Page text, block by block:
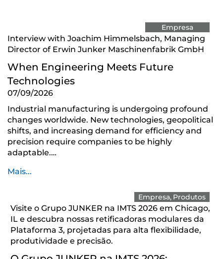
Empresa
Interview with Joachim Himmelsbach, Managing
Director of Erwin Junker Maschinenfabrik GmbH
When Engineering Meets Future
Technologies
07/09/2026
Industrial manufacturing is undergoing profound
changes worldwide. New technologies, geopolitical
shifts, and increasing demand for efficiency and
precision require companies to be highly
adaptable.…
Mais...
Empresa Produtos
Visite o Grupo JUNKER na IMTS 2026 em Chicago,
IL e descubra nossas retificadoras modulares da
Plataforma 3, projetadas para alta flexibilidade,
produtividade e precisão.